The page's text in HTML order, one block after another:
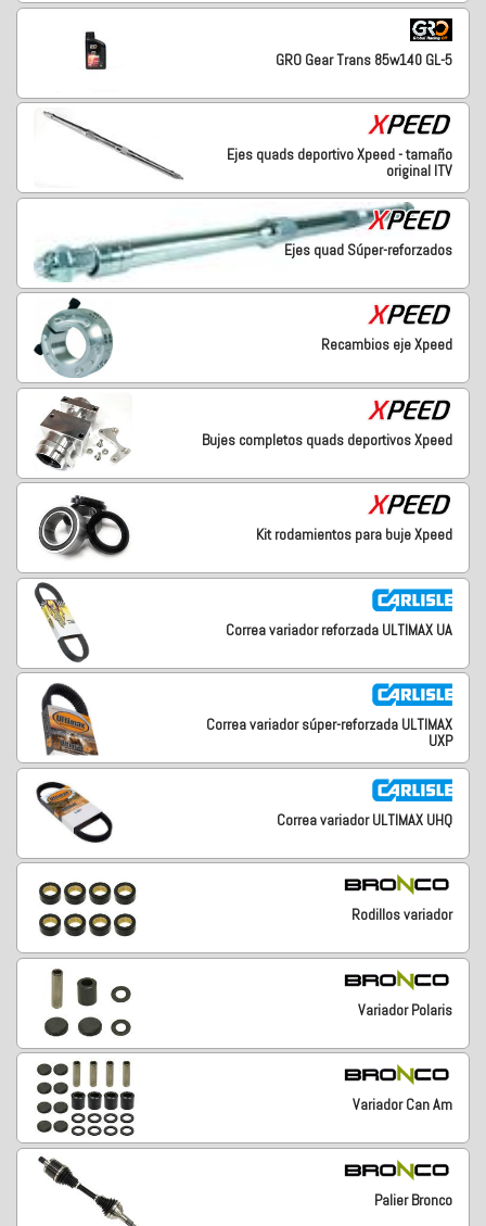
GRO Gear Trans 85w140 GL-5
Ejes quads deportivo Xpeed - tamaño
original ITV
Ejes quad Súper-reforzados
Recambios eje Xpeed
Bujes completos quads deportivos Xpeed
Kit rodamientos para buje Xpeed
Correa variador reforzada ULTIMAX UA
Correa variador súper-reforzada ULTIMAX
UXP
Correa variador ULTIMAX UHQ
Rodillos variador
Variador Polaris
Variador Can Am
Palier Bronco